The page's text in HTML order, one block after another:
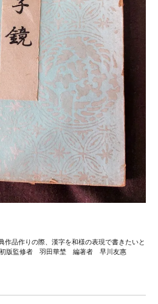
作品作りの際、漢字を和様の表現で書きたいと
版監修者 羽田華埜 編著者 早川友惠